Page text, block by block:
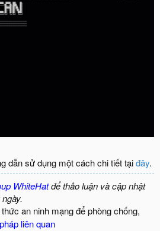
dẫn sử dụng một cách chi tiết tạiđây.
WhiteHatđể thảo luận và cập nhật
an ninh mạng để phòng chống,
liên quan